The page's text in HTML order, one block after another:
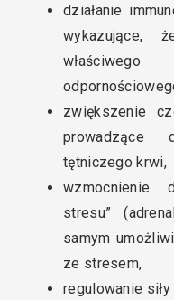
działanie
wykazujące,
właściwego
zwiększenie
prowadzące
tętniczego krwi,
wzmocnienie
stresu”
samym
ze stresem,
regulowanie siły